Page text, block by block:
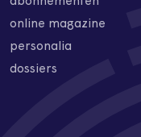
online magazine
personalia
dossiers